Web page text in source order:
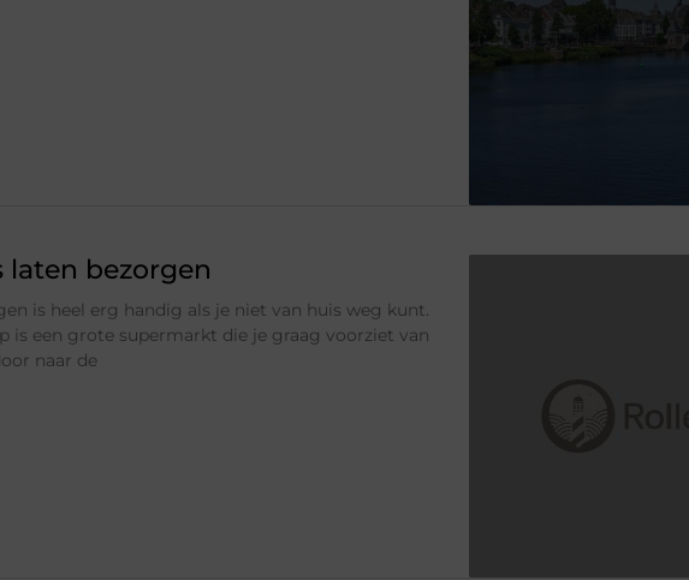
laten bezorgen
is heel erg handig als je niet van huis weg kunt.
is een grote supermarkt die je graag voorziet van
naar de